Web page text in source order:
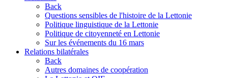
Back
Questions sensibles de l'histoire de la Lettonie
Politique linguistique de la Lettonie
Politique de citoyenneté en Lettonie
Sur les événements du 16 mars
Relations bilatérales
Back
Autres domaines de coopération